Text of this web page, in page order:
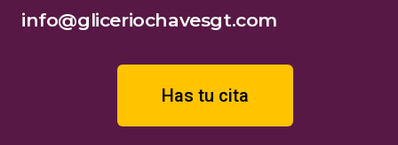
info@gliceriochavesgt.com
Has tu cita